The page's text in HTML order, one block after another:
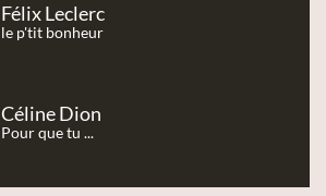
Félix Leclerc
le p'tit bonheur
Céline Dion
Pour que tu ...